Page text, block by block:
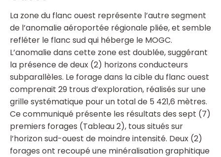
La zone du flanc ouest représente l’autre segment
de l’anomalie aéroportée régionale pliée, et semble
refléter le flanc sud qui héberge le MOGC.
L’anomalie dans cette zone est doublée, suggérant
la présence de deux (2) horizons conducteurs
subparallèles. Le forage dans la cible du flanc ouest
comprenait 29 trous d’exploration, réalisés sur une
grille systématique pour un total de 5 421,6 mètres.
Ce communiqué présente les résultats des sept (7)
premiers forages (Tableau 2), tous situés sur
l’horizon sud-ouest de moindre intensité. Deux (2)
forages ont recoupé une minéralisation graphitique